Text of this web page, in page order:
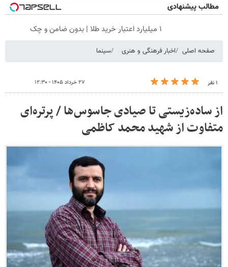
مطالب پیشنهادی
۱ میلیارد اعتبار خرید طلا | بدون ضامن و چک
صفحه اصلی اخبار فرهنگی و هنری سینما
۱ نفر ۲۷ خرداد ۱۴۰۵ - ۱۲:۳۰
از ساده‌زیستی تا صیادی جاسوس‌ها / پرتره‌ای
متفاوت از شهید محمد کاظمی